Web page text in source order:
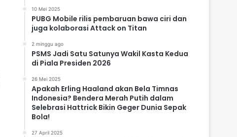
10 Mei 2025
PUBG Mobile rilis pembaruan bawa ciri dan
juga kolaborasi Attack on Titan
2 minggu ago
PSMS Jadi Satu Satunya Wakil Kasta Kedua
di Piala Presiden 2026
26 Mei 2025
Apakah Erling Haaland akan Bela Timnas
Indonesia? Bendera Merah Putih dalam
Selebrasi Hattrick Bikin Geger Dunia Sepak
Bola!
27 April 2025